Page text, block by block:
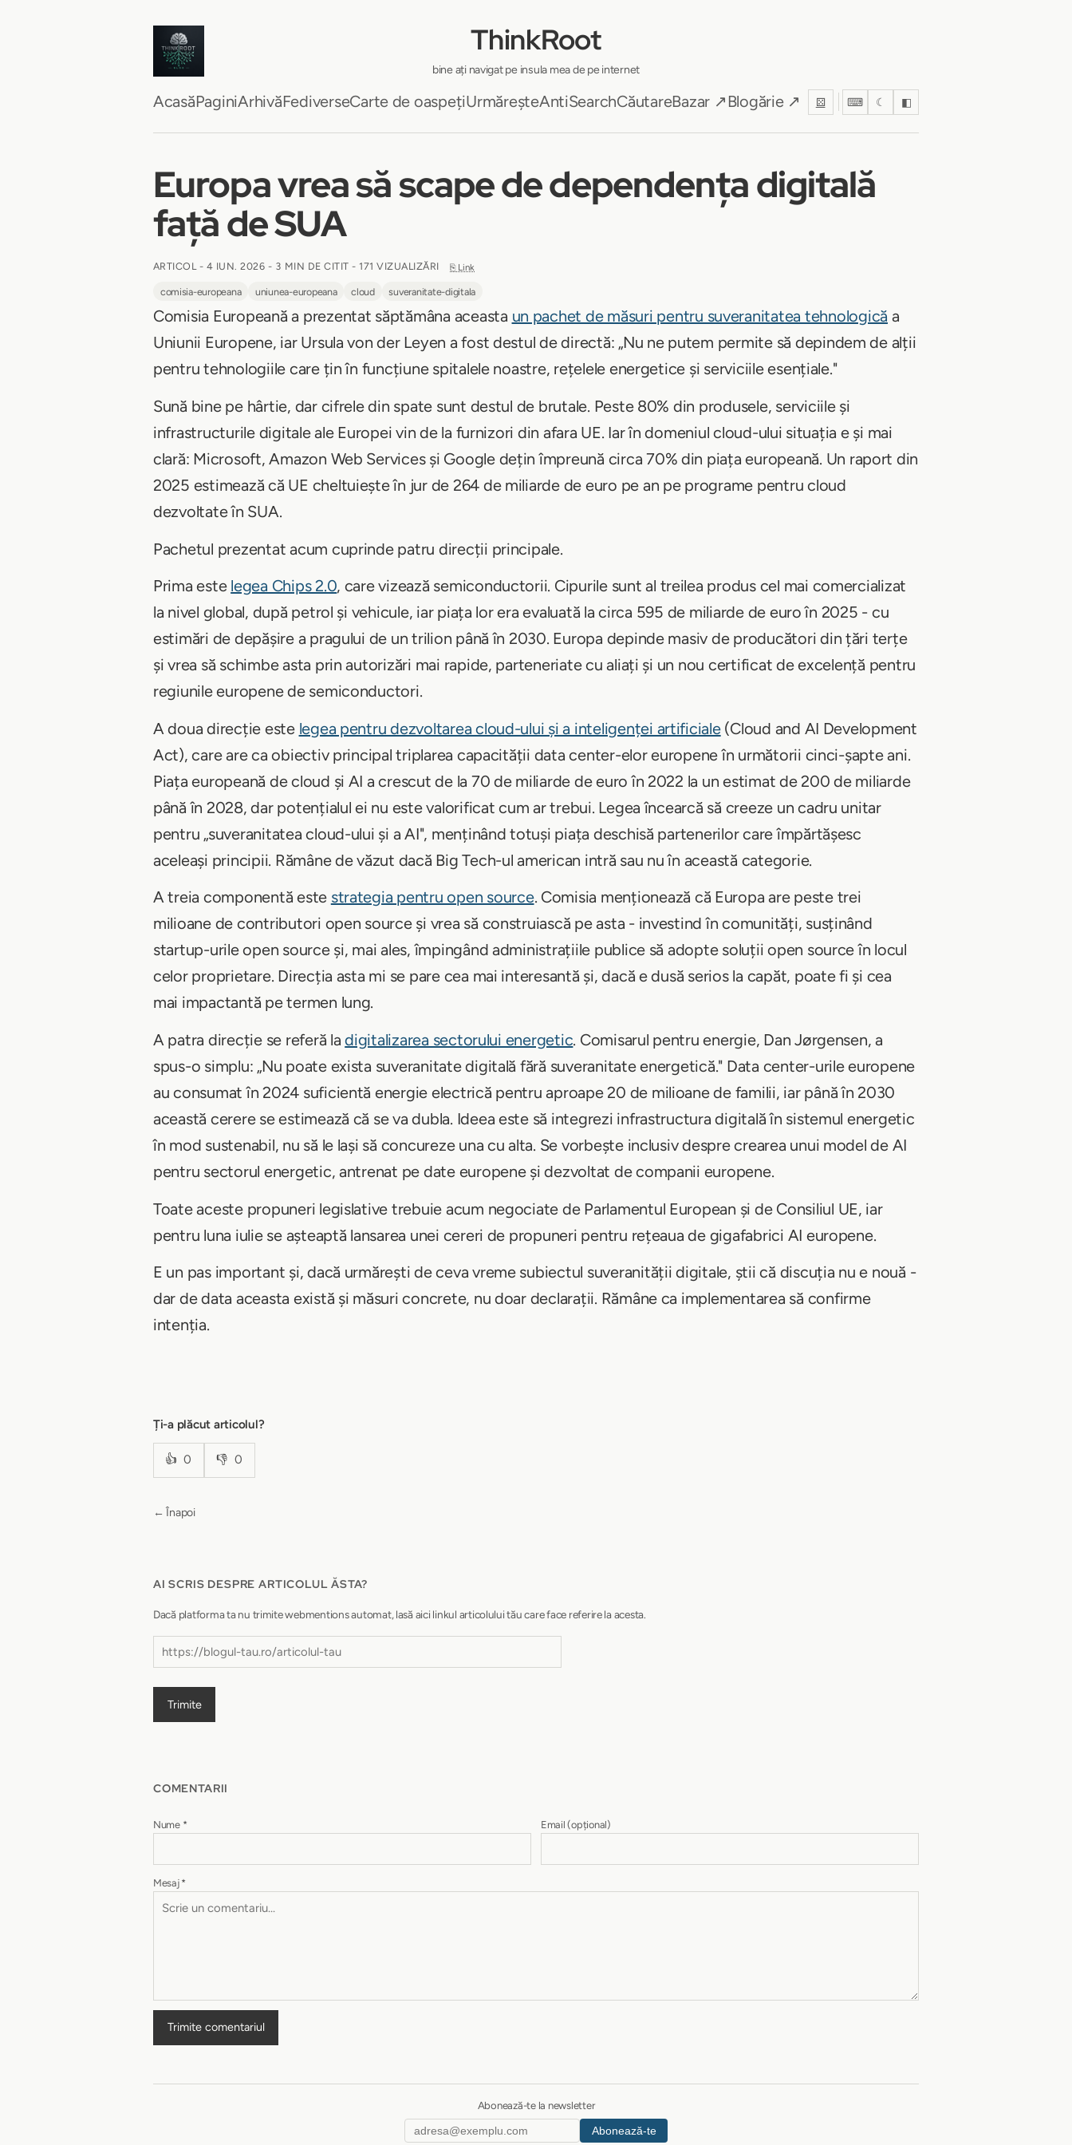
ThinkRoot
bine ați navigat pe insula mea de pe internet
AcasăPaginiArhivăFediverseCarte de oaspețiUrmăreșteAntiSearchCăutareBazar ↗ Blogărie ↗ ⚄ ⌨ ☾ ◧
Europa vrea să scape de dependența digitală
față de SUA
ARTICOL - 4 IUN. 2026 - 3 MIN DE CITIT - 171 VIZUALIZĂRI ⎘ Link
comisia-europeana uniunea-europeana cloud suveranitate-digitala
Comisia Europeană a prezentat săptămâna aceasta un pachet de măsuri pentru suveranitatea tehnologică a
Uniunii Europene, iar Ursula von der Leyen a fost destul de directă: „Nu ne putem permite să depindem de alții
pentru tehnologiile care țin în funcțiune spitalele noastre, rețelele energetice și serviciile esențiale."
Sună bine pe hârtie, dar cifrele din spate sunt destul de brutale. Peste 80% din produsele, serviciile și
infrastructurile digitale ale Europei vin de la furnizori din afara UE. Iar în domeniul cloud-ului situația e și mai
clară: Microsoft, Amazon Web Services și Google dețin împreună circa 70% din piața europeană. Un raport din
2025 estimează că UE cheltuiește în jur de 264 de miliarde de euro pe an pe programe pentru cloud
dezvoltate în SUA.
Pachetul prezentat acum cuprinde patru direcții principale.
Prima este legea Chips 2.0, care vizează semiconductorii. Cipurile sunt al treilea produs cel mai comercializat
la nivel global, după petrol și vehicule, iar piața lor era evaluată la circa 595 de miliarde de euro în 2025 - cu
estimări de depășire a pragului de un trilion până în 2030. Europa depinde masiv de producători din țări terțe
și vrea să schimbe asta prin autorizări mai rapide, parteneriate cu aliați și un nou certificat de excelență pentru
regiunile europene de semiconductori.
A doua direcție este legea pentru dezvoltarea cloud-ului și a inteligenței artificiale(Cloud and AI Development
Act), care are ca obiectiv principal triplarea capacității data center-elor europene în următorii cinci-șapte ani.
Piața europeană de cloud și AI a crescut de la 70 de miliarde de euro în 2022 la un estimat de 200 de miliarde
până în 2028, dar potențialul ei nu este valorificat cum ar trebui. Legea încearcă să creeze un cadru unitar
pentru „suveranitatea cloud-ului și a AI", menținând totuși piața deschisă partenerilor care împărtășesc
aceleași principii. Rămâne de văzut dacă Big Tech-ul american intră sau nu în această categorie.
A treia componentă este strategia pentru open source. Comisia menționează că Europa are peste trei
milioane de contributori open source și vrea să construiască pe asta - investind în comunități, susținând
startup-urile open source și, mai ales, împingând administrațiile publice să adopte soluții open source în locul
celor proprietare. Direcția asta mi se pare cea mai interesantă și, dacă e dusă serios la capăt, poate fi și cea
mai impactantă pe termen lung.
A patra direcție se referă ladigitalizarea sectorului energetic. Comisarul pentru energie, Dan Jørgensen, a
spus-o simplu: „Nu poate exista suveranitate digitală fără suveranitate energetică." Data center-urile europene
au consumat în 2024 suficientă energie electrică pentru aproape 20 de milioane de familii, iar până în 2030
această cerere se estimează că se va dubla. Ideea este să integrezi infrastructura digitală în sistemul energetic
în mod sustenabil, nu să le lași să concureze una cu alta. Se vorbește inclusiv despre crearea unui model de AI
pentru sectorul energetic, antrenat pe date europene și dezvoltat de companii europene.
Toate aceste propuneri legislative trebuie acum negociate de Parlamentul European și de Consiliul UE, iar
pentru luna iulie se așteaptă lansarea unei cereri de propuneri pentru rețeaua de gigafabrici AI europene.
E un pas important și, dacă urmărești de ceva vreme subiectul suveranității digitale, știi că discuția nu e nouă -
dar de data aceasta există și măsuri concrete, nu doar declarații. Rămâne ca implementarea să confirme
intenția.
Ți-a plăcut articolul?
👍 0 👎 0
← Înapoi
AI SCRIS DESPRE ARTICOLUL ĂSTA?
Dacă platforma ta nu trimite webmentions automat, lasă aici linkul articolului tău care face referire la acesta.
Trimite
COMENTARII
Nume * Email(opțional)
Mesaj *
Trimite comentariul
Abonează-te la newsletter
Abonează-te